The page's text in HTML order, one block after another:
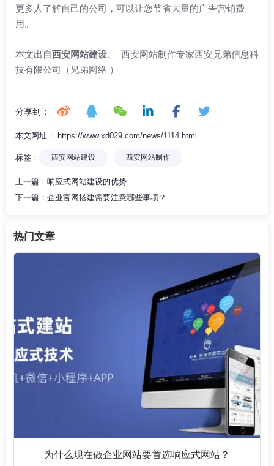
更多人了解自己的公司，可以让您节省大量的广告营销费
用。
本文出自西安网站建设 、 西安网站制作专家西安兄弟信息科
技有限公司（兄弟网络 ）
分享到：
本文网址： https://www.xd029.com/news/1114.html
标签： 西安网站建设 西安网站制作
上一篇： 响应式网站建设的优势
下一篇： 企业官网搭建需要注意哪些事项？
热门文章
为什么现在做企业网站要首选响应式网站？